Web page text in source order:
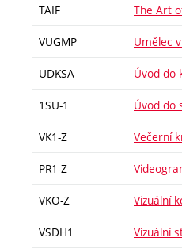
TAIF The Art
VUGMP Umělec
UDKSA Úvod do
1SU-1 Úvod do
VK1-Z Večerní
PR1-Z
VKO-Z Vizuální
VSDH1 Vizuální